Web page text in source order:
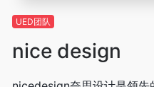
UED团队
nice design